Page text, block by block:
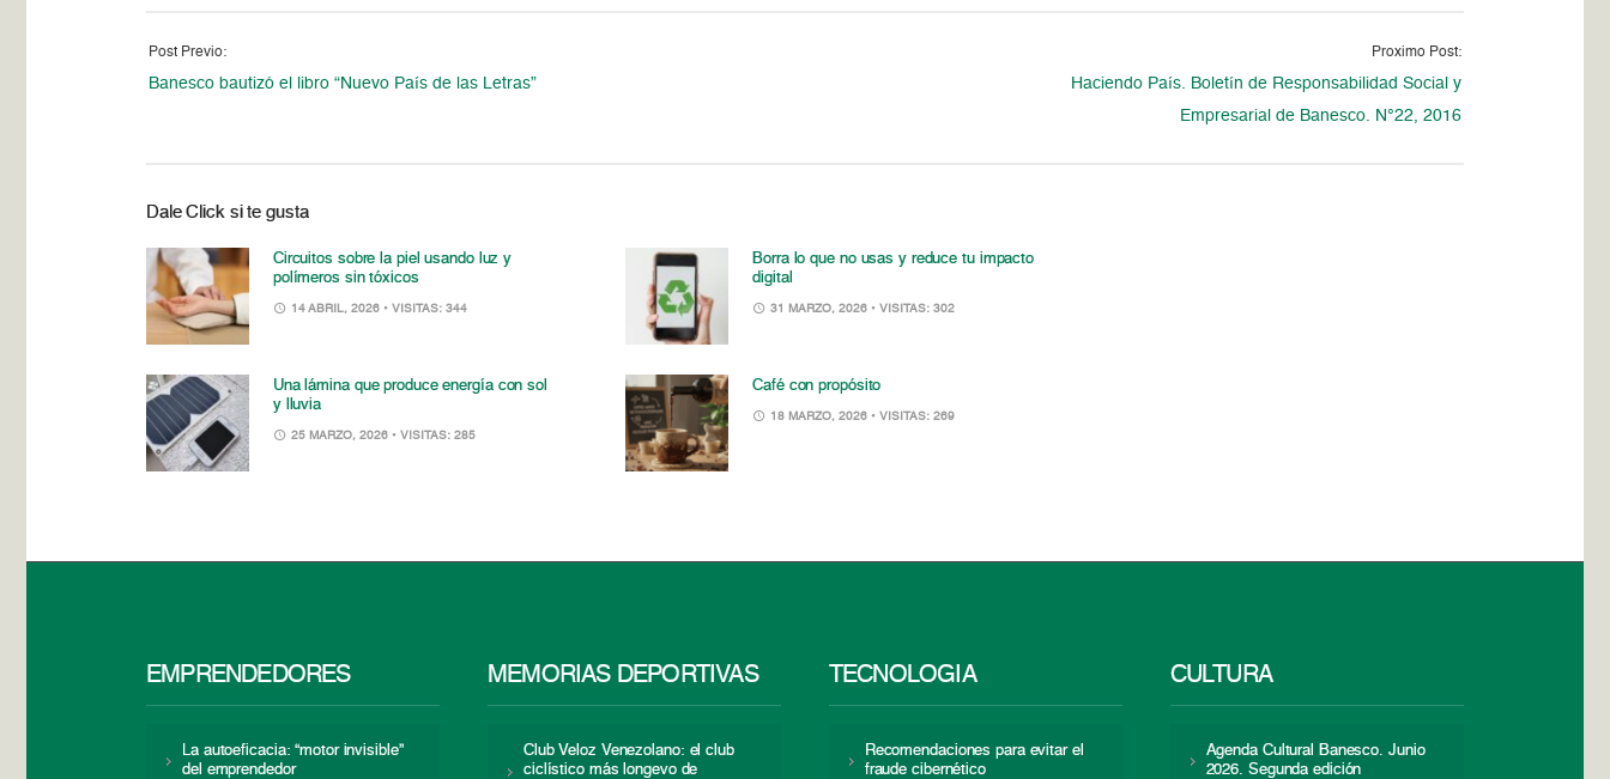
Post Previo:
Banesco bautizó el libro “Nuevo País de las Letras”
Proximo Post:
Haciendo País. Boletín de Responsabilidad Social y
Empresarial de Banesco. N°22, 2016
Dale Click si te gusta
Circuitos sobre la piel usando luz y
polímeros sin tóxicos
14 ABRIL, 2026 • VISITAS: 344
Borra lo que no usas y reduce tu impacto
digital
31 MARZO, 2026 • VISITAS: 302
Una lámina que produce energía con sol
y lluvia
25 MARZO, 2026 • VISITAS: 285
Café con propósito
18 MARZO, 2026 • VISITAS: 269
EMPRENDEDORES
La autoeficacia: “motor invisible”
del emprendedor
MEMORIAS DEPORTIVAS
Club Veloz Venezolano: el club
ciclístico más longevo de
TECNOLOGÍA
Recomendaciones para evitar el
fraude cibernético
CULTURA
Agenda Cultural Banesco. Junio
2026. Segunda edición